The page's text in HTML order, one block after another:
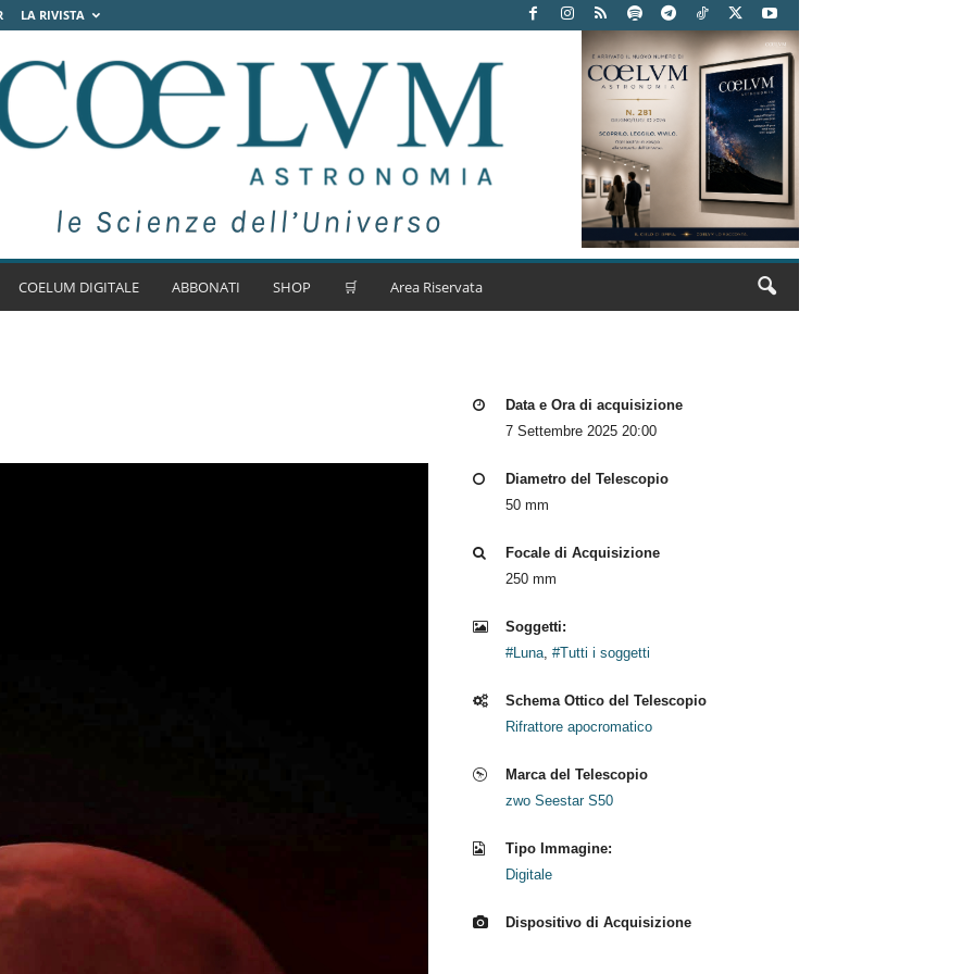
LA RIVISTA
COELUM DIGITALE ABBONATI SHOP 🛒 Area Riservata
Data e Ora di acquisizione
7 Settembre 2025 20:00
Diametro del Telescopio
50 mm
Focale di Acquisizione
250 mm
Soggetti:
#Luna, #Tutti i soggetti
Schema Ottico del Telescopio
Rifrattore apocromatico
Marca del Telescopio
zwo Seestar S50
Tipo Immagine:
Digitale
Dispositivo di Acquisizione